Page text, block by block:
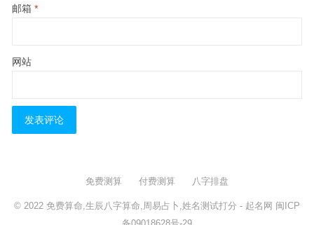
邮箱 *
网站
免费测算 付费测算 八字排盘
© 2022 免费算命,生辰八字算命,周易占卜,姓名测试打分 - 起名网 闽ICP